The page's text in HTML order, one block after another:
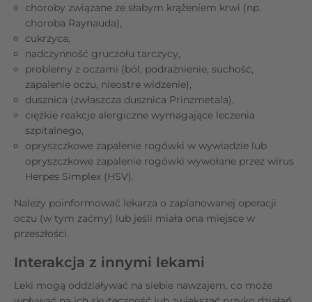
choroby związane ze słabym krążeniem krwi (np.
choroba Raynauda),
cukrzyca,
nadczynność gruczołu tarczycy,
problemy z oczami (ból, podrażnienie, suchość,
zapalenie oczu, nieostre widzenie),
dusznica (zwłaszcza dusznica Prinzmetala),
ciężkie reakcje alergiczne wymagające leczenia
szpitalnego,
opryszczkowe zapalenie rogówki w wywiadzie lub
opryszczkowe zapalenie rogówki wywołane przez wirus
Herpes Simplex (HSV).
Należy poinformować lekarza o zaplanowanej operacji
oczu (w tym zaćmy) lub jeśli miała ona miejsce w
przeszłości.
Interakcja z innymi lekami
Leki mogą oddziaływać na siebie nawzajem, co może